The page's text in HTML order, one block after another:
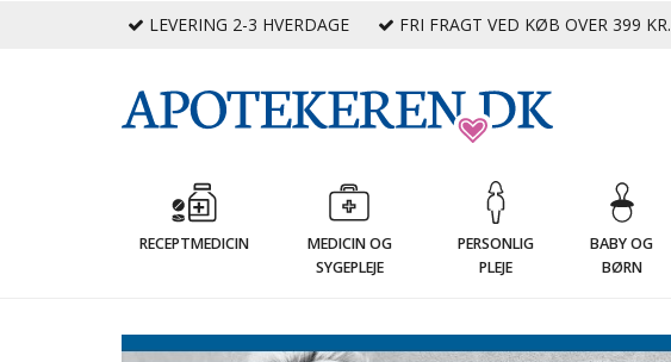
LEVERING 2-3 HVERDAGE FRI FRAGT VED KØB OVER 399 KR.
RECEPTMEDICIN
MEDICIN OG
SYGEPLEJE
PERSONLIG
PLEJE
BABY OG
BØRN